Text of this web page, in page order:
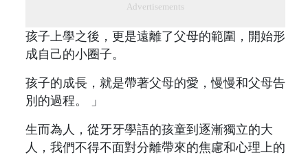
Advertisements
孩子上學之後，更是遠離了父母的範圍，開始形
成自己的小圈子。
孩子的成長，就是帶著父母的愛，慢慢和父母告
別的過程。 」
生而為人，從牙牙學語的孩童到逐漸獨立的大
人，我們不得不面對分離帶來的焦慮和心理上的